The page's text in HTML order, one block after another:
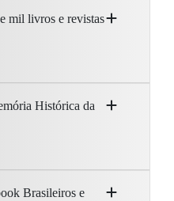
mil livros e revistas
Histórica da
Brasileiros e